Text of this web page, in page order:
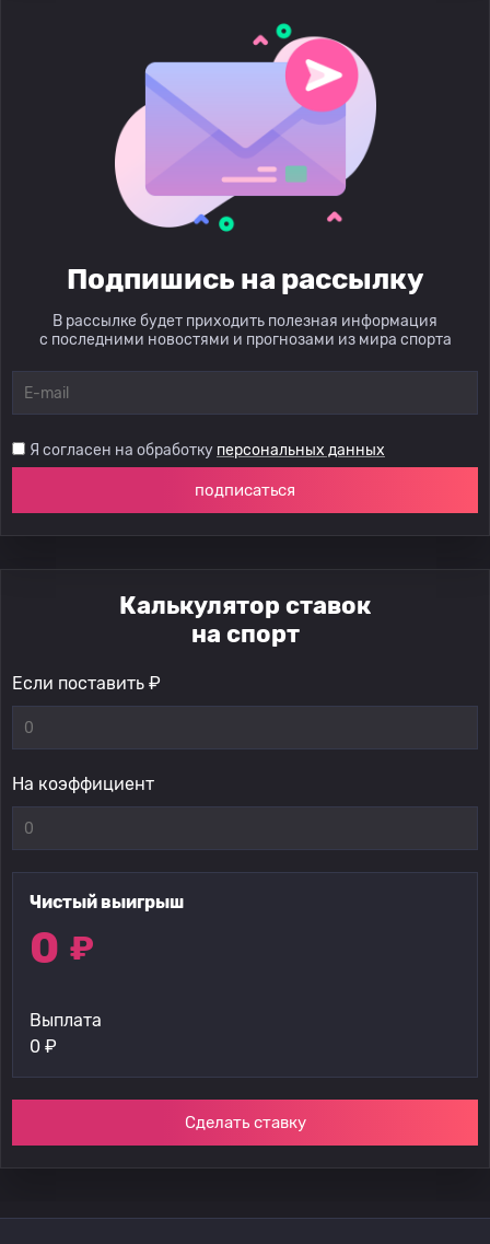
Подпишись на рассылку
В рассылке будет приходить полезная информация
с последними новостями и прогнозами из мира спорта
Я согласен на обработку персональных данных
подписаться
Калькулятор ставок
на спорт
Если поставить ₽
На коэффициент
Чистый выигрыш
0 ₽
Выплата
0 ₽
Сделать ставку